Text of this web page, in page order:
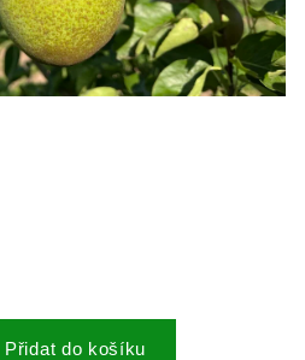
Přidat do košíku